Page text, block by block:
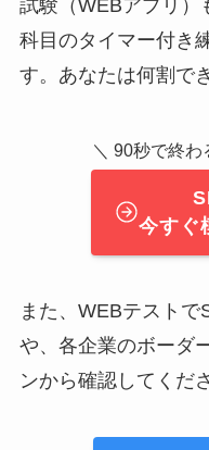
試験（WEBアプリ）
科目のタイマー付き
す。あなたは何割で
＼ 90秒で終わ
今すぐ
また、WEBテスト
や、各企業のボーダ
ンから確認してくだ